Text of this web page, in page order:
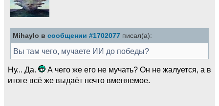
Mihaylo в сообщении #1702077 писал(а):
Вы там чего, мучаете ИИ до победы?
Ну... Да.
А чего же его не мучать? Он не жалуется, а в
итоге всё же выдаёт нечто вменяемое.